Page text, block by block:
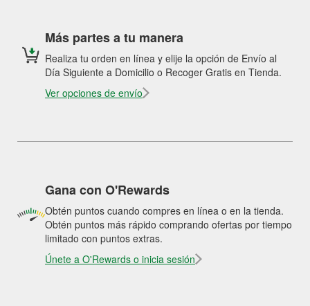
Más partes a tu manera
Realiza tu orden en línea y elije la opción de Envío al
Día Siguiente a Domicilio o Recoger Gratis en Tienda.
Ver opciones de envío
Gana con O'Rewards
Obtén puntos cuando compres en línea o en la tienda.
Obtén puntos más rápido comprando ofertas por tiempo
limitado con puntos extras.
Únete a O'Rewards o inicia sesión